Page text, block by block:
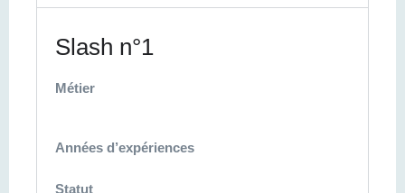
Slash n°1
Métier
Années d’expériences
Statut